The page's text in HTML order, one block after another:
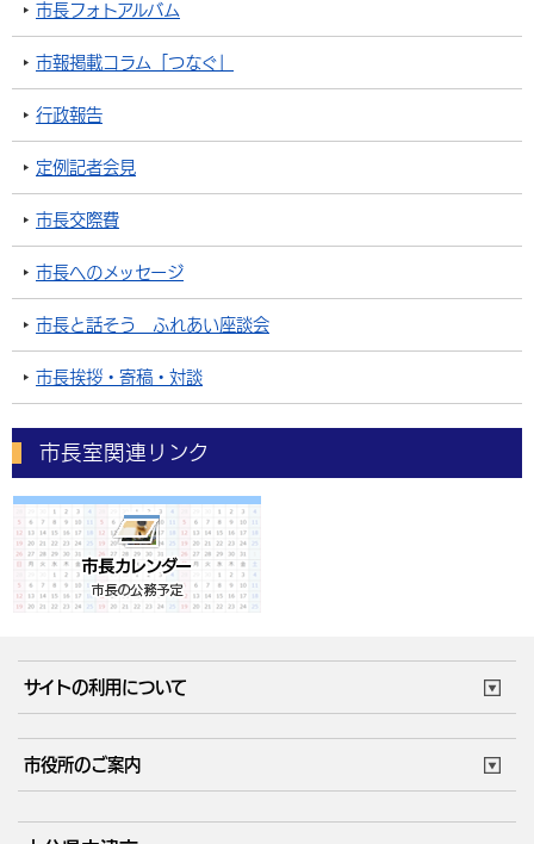
市長フォトアルバム
市報掲載コラム「つなぐ」
行政報告
定例記者会見
市長交際費
市長へのメッセージ
市長と話そう ふれあい座談会
市長挨拶・寄稿・対談
市長室関連リンク
サイトの利用について
市役所のご案内
庁舎地図 組織案内